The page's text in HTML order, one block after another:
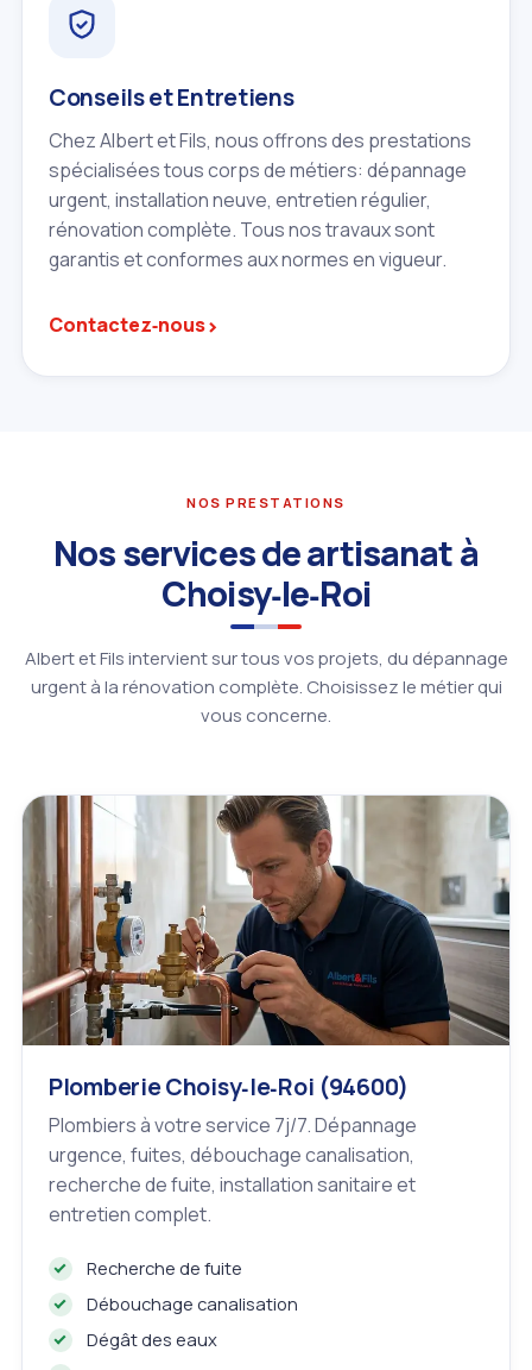
Conseils et Entretiens
Chez Albert et Fils, nous offrons des prestations
spécialisées tous corps de métiers: dépannage
urgent, installation neuve, entretien régulier,
rénovation complète. Tous nos travaux sont
garantis et conformes aux normes en vigueur.
Contactez‑nous›
NOS PRESTATIONS
Nos services de artisanat à
Choisy‑le‑Roi
Albert et Fils intervient sur tous vos projets, du dépannage
urgent à la rénovation complète. Choisissez le métier qui
vous concerne.
Plomberie Choisy‑le‑Roi (94600)
Plombiers à votre service 7j/7. Dépannage
urgence, fuites, débouchage canalisation,
recherche de fuite, installation sanitaire et
entretien complet.
Recherche de fuite
Débouchage canalisation
Dégât des eaux